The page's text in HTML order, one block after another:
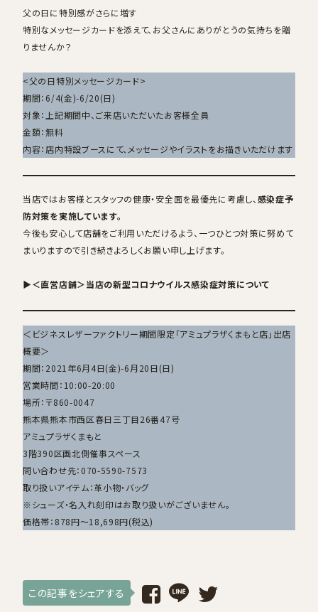
父の日に特別感がさらに増す
特別なメッセージカードを添えて、お父さんにありがとうの気持ちを贈
りませんか？
<父の日特別メッセージカード>
期間：6/4(金)-6/20(日)
対象：上記期間中、ご来店いただいたお客様全員
金額：無料
内容：店内特設ブースにて、メッセージやイラストをお描きいただけます
当店ではお客様とスタッフの健康・安全面を最優先に考慮し、 感染症予
防対策を実施しています。
今後も安心して店舗をご利用いただけるよう、一つひとつ対策に努めて
まいりますので引き続きよろしくお願い申し上げます。
▶＜直営店舗＞当店の新型コロナウイルス感染症対策について
＜ビジネスレザーファクトリー期間限定「アミュプラザくまもと店」出店
概要＞
期間：2021年6月4日(金)-6月20日(日)
営業時間：10:00-20:00
場所：〒860-0047
熊本県熊本市西区春日三丁目26番47号
アミュプラザくまもと
3階390区画北側催事スペース
問い合わせ先：070-5590-7573
取り扱いアイテム：革小物・バッグ
※シューズ・名入れ刻印はお取り扱いがございません。
価格帯：878円〜18,698円(税込)
この記事をシェアする